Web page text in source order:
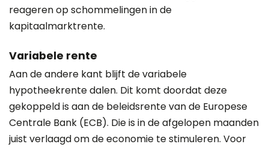
reageren op schommelingen in de
kapitaalmarktrente.
Variabele rente
Aan de andere kant blijft de variabele
hypotheekrente dalen. Dit komt doordat deze
gekoppeld is aan de beleidsrente van de Europese
Centrale Bank (ECB). Die is in de afgelopen maanden
juist verlaagd om de economie te stimuleren. Voor